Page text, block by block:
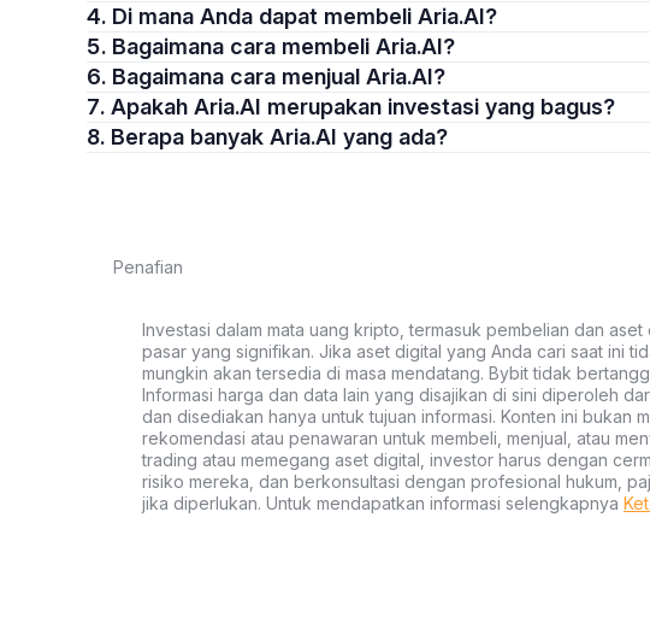
4. Di mana Anda dapat membeli Aria.AI?
5. Bagaimana cara membeli Aria.AI?
6. Bagaimana cara menjual Aria.AI?
7. Apakah Aria.AI merupakan investasi yang bagus?
8. Berapa banyak Aria.AI yang ada?
Penafian
Investasi dalam mata uang kripto, termasuk pembelian dan
pasar yang signifikan. Jika aset digital yang Anda cari saat ini
mungkin akan tersedia di masa mendatang. Bybit tidak
Informasi harga dan data lain yang disajikan di sini diperoleh
dan disediakan hanya untuk tujuan informasi. Konten ini bukan
rekomendasi atau penawaran untuk membeli, menjual, atau
trading atau memegang aset digital, investor harus dengan
risiko mereka, dan berkonsultasi dengan profesional hukum,
jika diperlukan. Untuk mendapatkan informasi selengkapnya